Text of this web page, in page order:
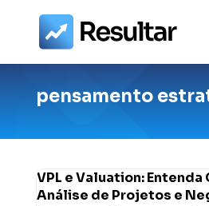
pensamento
VPL e Valuation:
Análise de Projetos e